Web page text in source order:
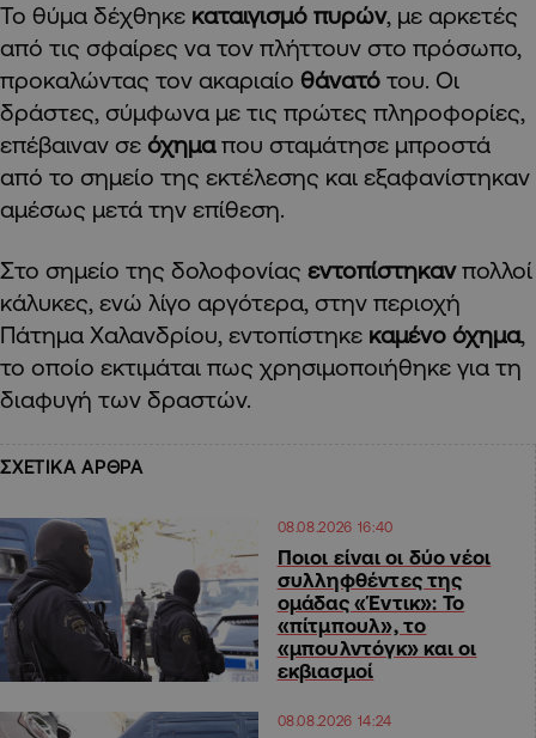
Το θύμα δέχθηκε καταιγισμό πυρών, με αρκετές
από τις σφαίρες να τον πλήττουν στο πρόσωπο,
προκαλώντας τον ακαριαίο θάνατό του. Οι
δράστες, σύμφωνα με τις πρώτες πληροφορίες,
επέβαιναν σε όχημαπου σταμάτησε μπροστά
από το σημείο της εκτέλεσης και εξαφανίστηκαν
αμέσως μετά την επίθεση.
Στο σημείο της δολοφονίας εντοπίστηκανπολλοί
κάλυκες, ενώ λίγο αργότερα, στην περιοχή
Πάτημα Χαλανδρίου, εντοπίστηκε καμένο όχημα,
το οποίο εκτιμάται πως χρησιμοποιήθηκε για τη
διαφυγή των δραστών.
ΣΧΕΤΙΚΑ ΑΡΘΡΑ
08.08.2026 16:40
Ποιοι είναι οι δύο νέοι
συλληφθέντες της
ομάδας «Έντικ»: Το
«πίτμπουλ», το
«μπουλντόγκ» και οι
εκβιασμοί
08.08.2026 14:24